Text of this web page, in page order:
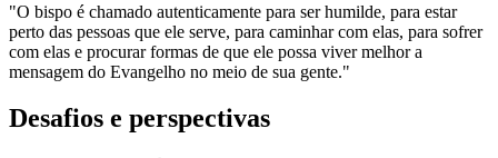
"O bispo é chamado autenticamente para ser humilde, para estar
perto das pessoas que ele serve, para caminhar com elas, para sofrer
com elas e procurar formas de que ele possa viver melhor a
mensagem do Evangelho no meio de sua gente."
Desafios e perspectivas